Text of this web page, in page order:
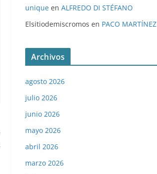
unique en ALFREDO DI STÉFANO
Elsitiodemiscromos en PACO MARTÍNEZ
Archivos
agosto 2026
julio 2026
junio 2026
mayo 2026
abril 2026
marzo 2026